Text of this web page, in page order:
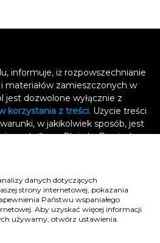
informuje, iż rozpowszechnianie
materiałów zamieszczonych w
jest dozwolone wyłącznie z
korzystania z treści. Użycie treści
w jakikolwiek sposób, jest
zgody firmy Plejada. Dowiedz
uzyskać
łamaniem prawa i grozi
.
danych dotyczących
strony internetowej, pokazania
Państwu wspaniałego
Aby uzyskać więcej informacji
używamy, otwórz ustawienia.